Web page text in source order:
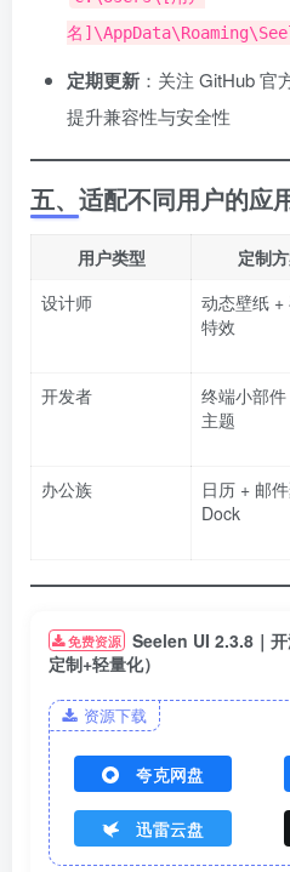
名
定期更新 ：关注 GitHub 官
提升兼容性与安全性
五、适配不同用户的应
用户类型 定制
设计师
动态壁纸 +
特效
开发者
终端小部
主题
办公族
日历 + 邮
Dock
免费资源 Seelen UI 2.3.8｜
定制+轻量化）​
资源下载
夸克网盘
迅雷云盘